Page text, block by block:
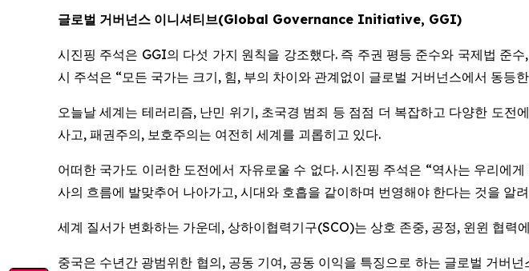
글로벌 거버넌스 이니셔티브(Global Governance Initiative, GGI)
시진핑 주석은 GGI의 다섯 가지 원칙을 강조했다. 즉 주권 평등 준수와 국제법 준
시 주석은 “모든 국가는 크기, 힘, 부의 차이와 관계없이 글로벌 거버넌스에서 동등
오늘날 세계는 테러리즘, 난민 위기, 초국경 범죄 등 점점 더 복잡하고 다양한 도전
사고, 패권주의, 보호주의는 여전히 세계를 괴롭히고 있다.
어떠한 국가도 이러한 도전에서 자유로울 수 없다. 시진핑 주석은 “역사는 우리에
사의 흐름에 발맞추어 나아가고, 시대와 호흡을 같이하며 번영해야 한다는 것을 알
세계 질서가 변화하는 가운데, 상하이협력기구(SCO)는 상호 존중, 공정, 윈윈 협
중국은 수년간 광범위한 협의, 공동 기여, 공동 이익을 특징으로 하는 글로벌 거버